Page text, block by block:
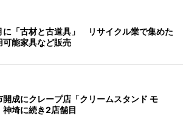
に「古材と古道具」 リサイクル業で集めた
可能家具など販売
開成にクレープ店「クリームスタンド モ
埼に続き2店舗目